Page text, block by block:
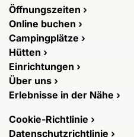
Öffnungszeiten ›
Online buchen ›
Campingplätze ›
Hütten ›
Einrichtungen ›
Über uns ›
Erlebnisse in der Nähe ›
Cookie-Richtlinie ›
Datenschutzrichtlinie ›